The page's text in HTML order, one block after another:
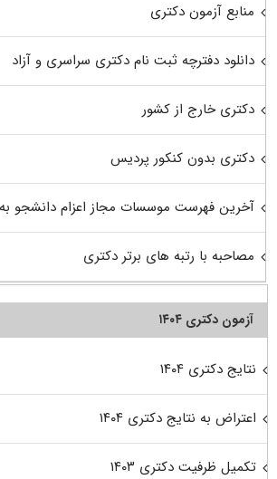
منابع آزمون دکتری
دانلود دفترچه ثبت نام دکتری سراسری و آزاد
دکتری خارج از کشور
دکتری بدون کنکور پردیس
آخرین فهرست موسسات مجاز اعزام دانشجو
مصاحبه با رتبه های برتر دکتری
آزمون دکتری ۱۴۰۴
نتایج دکتری ۱۴۰۴
اعتراض به نتایج دکتری ۱۴۰۴
تکمیل ظرفیت دکتری ۱۴۰۳